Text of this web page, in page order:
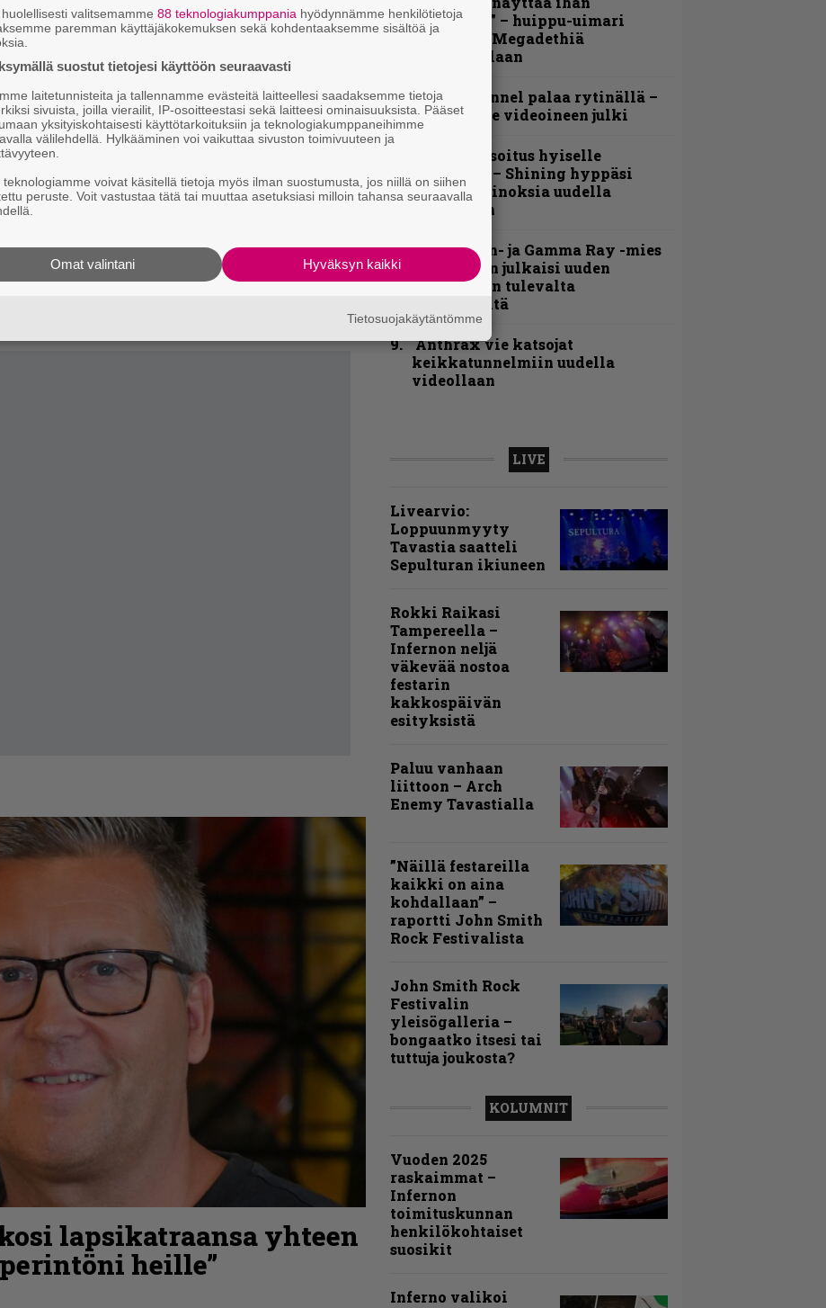
Kyy-ep:lläkään (2003), jonka
kyyn varjo kaita / vielä hetki malta, niin
ovat karseudessaan aivan omaa
hyvin samalla linjalla Perkeleen luoman
paketissa turhalta lisältä.
siitä Azaghalista, jonka haluaisi
on kuitenkin petraantunut sittemmin
2008 Omega-albumia voi kutsua monilta
lapsikatraansa yhteen
heille”
plektralta” – huippu-uimari
jamittelee Megadethiä
palkinnollaan
Blind Channel palaa rytinällä –
tuplasingle videoineen julki
Kunnianosoitus hyiselle
Pohjolalle – Shining hyppäsi
keskelle kinoksia uudella
videollaan
Helloween- ja Gamma Ray -mies
Kai Hansen julkaisi uuden
maistiaisen tulevalta
soololevyltä
Anthrax vie katsojat
keikkatunnelmiin uudella
videollaan
LIVE
Livearvio:
Loppuunmyyty
Tavastia saatteli
Sepulturan ikiuneen
Rokki Raikasi
Tampereella –
Infernon neljä
väkevää nostoa
festarin
kakkospäivän
esityksistä
Paluu vanhaan
liittoon – Arch
Enemy Tavastialla
”Näillä festareilla
kaikki on aina
kohdallaan” –
raportti John Smith
Rock Festivalista
John Smith Rock
Festivalin
yleisögalleria –
bongaatko itsesi tai
tuttuja joukosta?
KOLUMNIT
Vuoden 2025
raskaimmat –
Infernon
toimituskunnan
henkilökohtaiset
suosikit
Inferno valikoi
valitsemamme 88 teknologiakumppania hyödynnämme henkilötietoja
paremman käyttäjäkokemuksen sekä kohdentaaksemme sisältöä ja
suostut tietojesi käyttöön seuraavasti
laitetunnisteita ja tallennamme evästeitä laitteellesi saadaksemme tietoja
sivuista, joilla vierailit, IP-osoitteestasi sekä laitteesi ominaisuuksista. Pääset
yksityiskohtaisesti käyttötarkoituksiin ja teknologiakumppaneihimme
välilehdellä. Hylkääminen voi vaikuttaa sivuston toimivuuteen ja
teknologiamme voivat käsitellä tietoja myös ilman suostumusta, jos niillä on siihen
peruste. Voit vastustaa tätä tai muuttaa asetuksiasi milloin tahansa seuraavalla
Hyväksyn kaikki
Omat valintani
Tietosuojakäytäntömme